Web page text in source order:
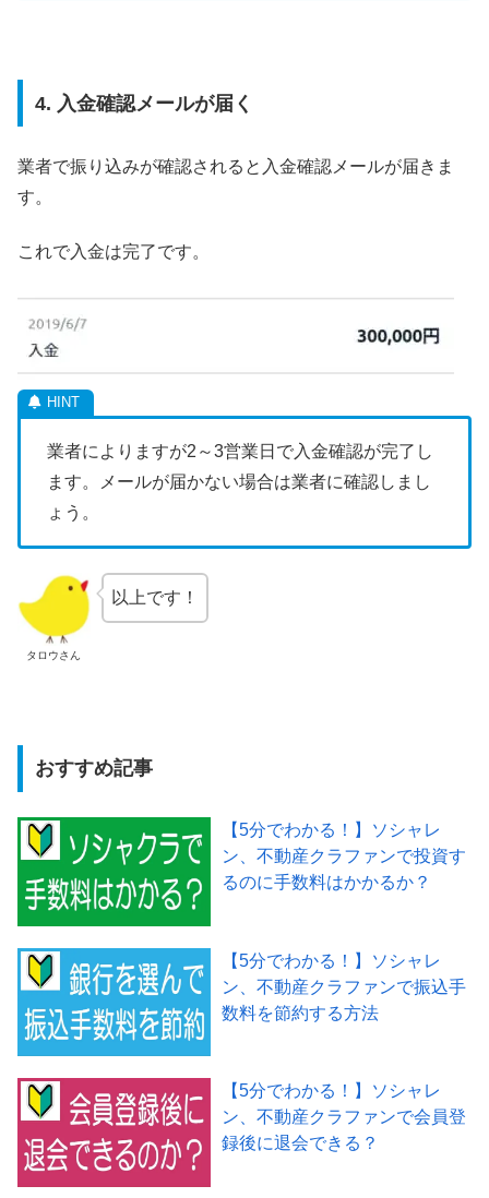
4. 入金確認メールが届く
業者で振り込みが確認されると入金確認メールが届きま
す。
これで入金は完了です。
業者によりますが2～3営業日で入金確認が完了し
ます。メールが届かない場合は業者に確認しまし
ょう。
タロウさん
以上です！
おすすめ記事
【5分でわかる！】ソシャレ
ン、不動産クラファンで投資す
るのに手数料はかかるか？
【5分でわかる！】ソシャレ
ン、不動産クラファンで振込手
数料を節約する方法
【5分でわかる！】ソシャレ
ン、不動産クラファンで会員登
録後に退会できる？